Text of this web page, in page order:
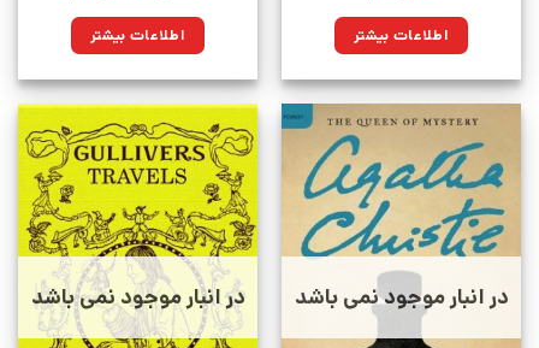
اطلاعات بیشتر اطلاعات بیشتر
در انبار موجود نمی باشد در انبار موجود نمی باشد